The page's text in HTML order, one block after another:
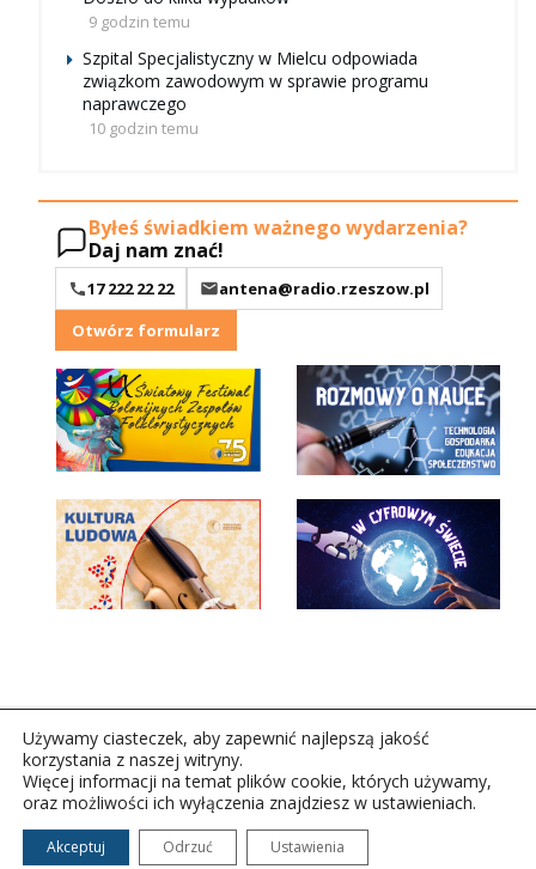
9 godzin temu
Szpital Specjalistyczny w Mielcu odpowiada
związkom zawodowym w sprawie programu
naprawczego
10 godzin temu
Byłeś świadkiem ważnego wydarzenia?
Daj nam znać!
17 222 22 22
antena@radio.rzeszow.pl
Otwórz formularz
Copyright © 2026Polskie Radio Rzeszów S.A. w likwidacj.
Wszelkie prawa zastrzeżone.
Używamy ciasteczek, aby zapewnić najlepszą jakość
korzystania z naszej witryny.
Więcej informacji na temat plików cookie, których używamy,
oraz możliwości ich wyłączenia znajdziesz w ustawieniach.
Akceptuj Odrzuć Ustawienia